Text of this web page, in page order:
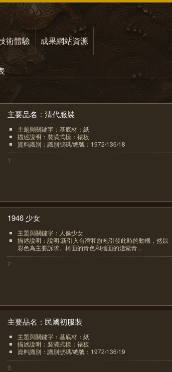
術體驗 成果網站資源
主要品名：清代服裝
主題與關鍵字：基底材：紙
描述說明：裝潢式樣：裱板
資料識別：識別號碼/總號：1972/136/18
1
1946 少女
主題與關鍵字：人像∕少女
描述說明：說明:新引入台灣和旗袍引發此時的動機，然以
彩色為主要訴求。椅面的青色和牆面的淺紫青...
2
主要品名：民國初服裝
主題與關鍵字：基底材：紙
描述說明：裝潢式樣：裱板
資料識別：識別號碼/總號：1972/136/19
3